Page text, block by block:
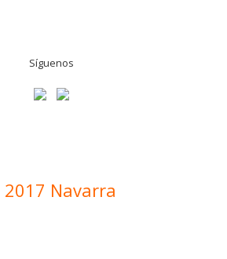
Síguenos
Navarra